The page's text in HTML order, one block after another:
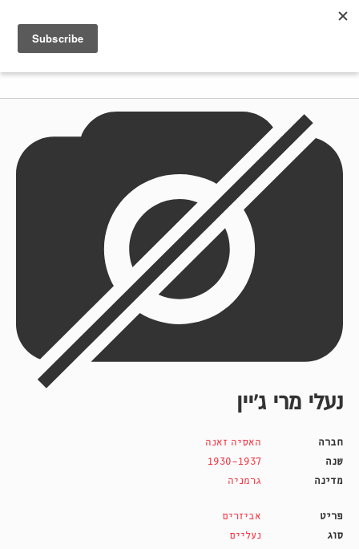
נעלי מרי ג'יין
חברה
האסיה זאנה
שנה
1930-1937
מדינה
גרמניה
פריט
אביזרים
סוג
נעליים